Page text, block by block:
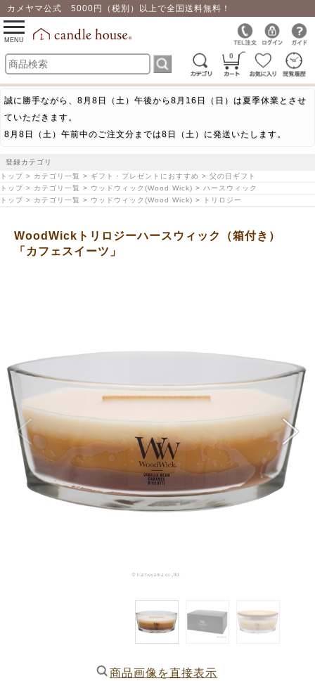
カメヤマ公式 5000円（税別）以上で全国送料無料！
0
toggle
navigation
MENU
誠に勝手ながら、8月8日（土）午後から8月16日（日）は夏季休業とさせ
ていただきます。
8月8日（土）午前中のご注文分までは8日（土）に発送いたします。
登録カテゴリ
トップ > カテゴリ一覧 > ギフト・プレゼントにおすすめ > 父の日ギフト
トップ > カテゴリ一覧 > ウッドウィック(Wood Wick) > ハースウィック
トップ > カテゴリ一覧 > ウッドウィック(Wood Wick) > トリロジー
WoodWickトリロジーハースウィック（箱付き）
「カフェスイーツ」
商品画像を直接表示